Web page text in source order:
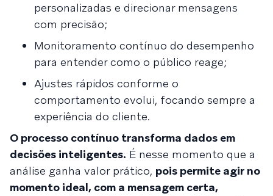
personalizadas e direcionar mensagens
com precisão;
Monitoramento contínuo do desempenho
para entender como o público reage;
Ajustes rápidos conforme o
comportamento evolui, focando sempre a
experiência do cliente.
O processo contínuo transforma dados em
decisões inteligentes. É nesse momento que a
análise ganha valor prático, pois permite agir no
momento ideal, com a mensagem certa,